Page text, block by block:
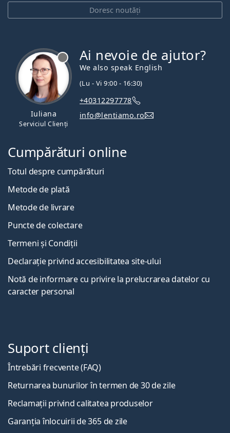
Doresc noutăți
Iuliana
Serviciul Clienți
Ai nevoie de ajutor?
We also speak English
(Lu - Vi 9:00 - 16:30)
+40312297778
info@lentiamo.ro
Cumpărături online
Totul despre cumpărături
Metode de plată
Metode de livrare
Puncte de colectare
Termeni și Condiții
Declarație privind accesibilitatea site-ului
Notă de informare cu privire la prelucrarea datelor cu
caracter personal
Suport clienți
Întrebări frecvente (FAQ)
Returnarea bunurilor în termen de 30 de zile
Reclamații privind calitatea produselor
Garanția înlocuirii de 365 de zile